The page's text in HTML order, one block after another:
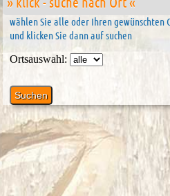
wählen Sie alle oder Ihren gewünschten
und klicken Sie dann auf suchen
Ortsauswahl: